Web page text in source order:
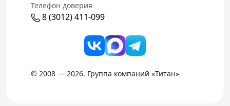
Телефон доверия
8 (3012) 411-099
© 2008 — 2026. Группа компаний «Титан»